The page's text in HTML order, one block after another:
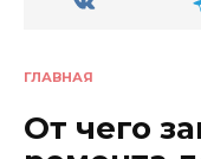
ГЛАВНАЯ
От чего